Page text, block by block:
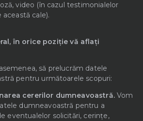
video (în cazul testimonialelor
cale).
în orice poziție vă aflați
să prelucrăm datele
pentru următoarele scopuri:
cererilor dumneavoastră.Vom
dumneavoastră pentru a
eventualelor solicitări, cerințe,